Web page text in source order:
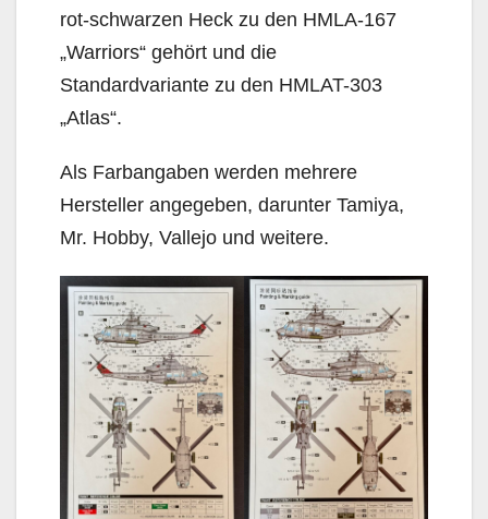
rot-schwarzen Heck zu den HMLA-167
„Warriors“ gehört und die
Standardvariante zu den HMLAT-303
„Atlas“.
Als Farbangaben werden mehrere
Hersteller angegeben, darunter Tamiya,
Mr. Hobby, Vallejo und weitere.